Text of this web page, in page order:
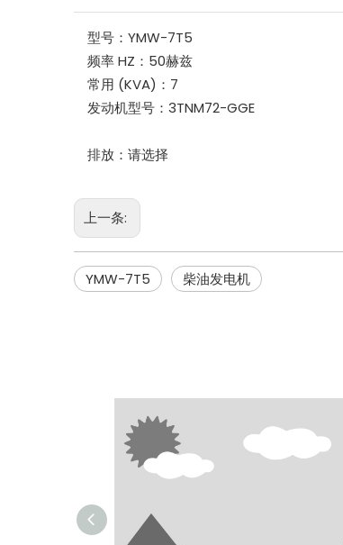
型号： YMW-7T5
频率 HZ： 50赫兹
常用 (KVA)： 7
发动机型号： 3TNM72-GGE
排放： 请选择
上一条:
YMW-7T5 柴油发电机